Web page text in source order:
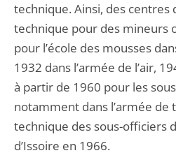
technique. Ainsi, des centres
technique pour des mineurs
pour l’école des mousses
1932 dans l’armée de l’air,
à partir de 1960 pour les
notamment dans l’armée de
technique des sous-officiers
d’Issoire en 1966.